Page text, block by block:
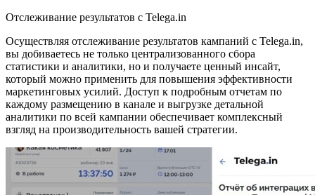
Отслеживание результатов с Telega.in
Осуществляя отслеживание результатов кампаний с Telega.in,
вы добиваетесь не только централизованного сбора
статистики и аналитики, но и получаете ценный инсайт,
который можно применить для повышения эффективности
маркетинговых усилий. Доступ к подробным отчетам по
каждому размещению в канале и выгрузке детальной
аналитики по всей кампании обеспечивает комплексный
взгляд на производительность вашей стратегии.